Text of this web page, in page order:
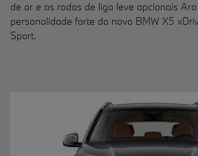
de ar e as rodas de liga leve opcionais
personalidade forte do novo BMW X5
Sport.